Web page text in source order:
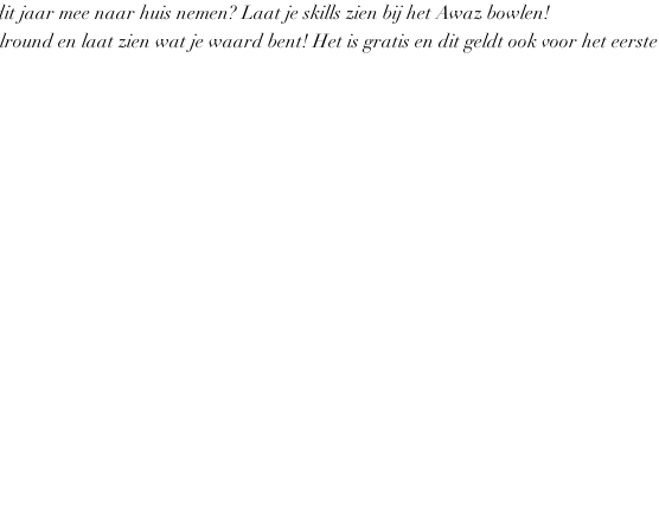
jaar mee naar huis nemen? Laat je skills zien bij het Awaz bowlen!
en laat zien wat je waard bent! Het is gratis en dit geldt ook voor het eerste